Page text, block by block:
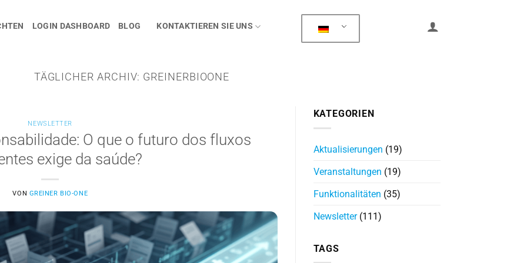
LOGIN DASHBOARD BLOG KONTAKTIEREN SIE UNS
TÄGLICHER ARCHIV: GREINERBIOONE
NEWSLETTER
O que o futuro dos fluxos
exige da saúde?
VON GREINER BIO-ONE
KATEGORIEN
Aktualisierungen (19)
Veranstaltungen (19)
Funktionalitäten (35)
Newsletter(111)
TAGS